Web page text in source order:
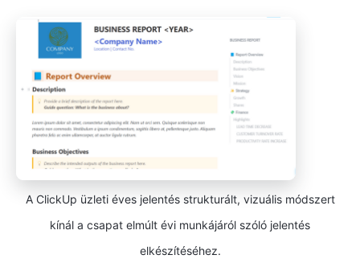
A ClickUp üzleti éves jelentés strukturált, vizuális módszert
kínál a csapat elmúlt évi munkájáról szóló jelentés
elkészítéséhez.